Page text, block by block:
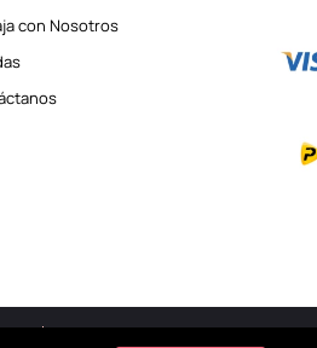
con Nosotros
Aviso de Privacidad